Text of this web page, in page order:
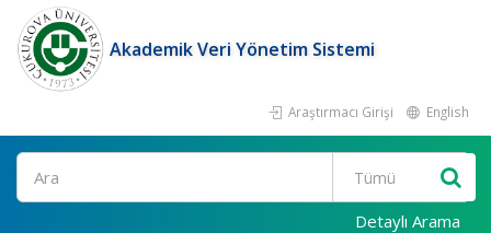
Akademik Veri Yönetim Sistemi
Araştırmacı Girişi English
Ara
Detaylı Arama